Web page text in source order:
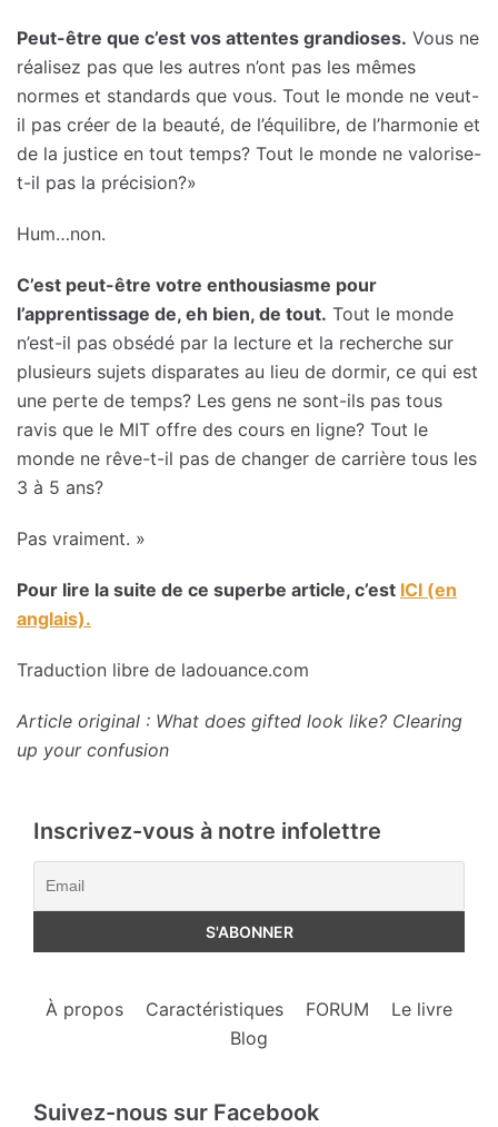
Peut-être que c’est vos attentes grandioses. Vous ne
réalisez pas que les autres n’ont pas les mêmes
normes et standards que vous. Tout le monde ne veut-
il pas créer de la beauté, de l’équilibre, de l’harmonie et
de la justice en tout temps? Tout le monde ne valorise-
t-il pas la précision?»
Hum…non.
C’est peut-être votre enthousiasme pour
l’apprentissage de, eh bien, de tout. Tout le monde
n’est-il pas obsédé par la lecture et la recherche sur
plusieurs sujets disparates au lieu de dormir, ce qui est
une perte de temps? Les gens ne sont-ils pas tous
ravis que le MIT offre des cours en ligne? Tout le
monde ne rêve-t-il pas de changer de carrière tous les
3 à 5 ans?
Pas vraiment. »
Pour lire la suite de ce superbe article, c’est ICI (en
anglais).
Traduction libre de ladouance.com
Article original : What does gifted look like? Clearing
up your confusion
Inscrivez-vous à notre infolettre
À propos Caractéristiques FORUM
Le livre
Blog
Suivez-nous sur Facebook